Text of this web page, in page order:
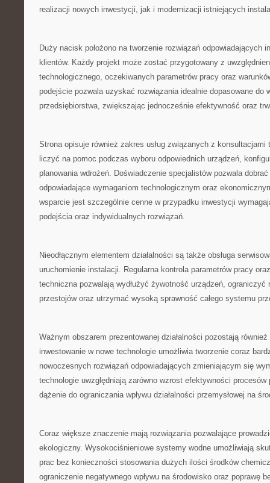
realizacji nowych inwestycji, jak i modernizacji istniejących
Duży nacisk położono na tworzenie rozwiązań odpowiadających
klientów. Każdy projekt może zostać przygotowany z
technologicznego, oczekiwanych parametrów pracy oraz
podejście pozwala uzyskać rozwiązania idealnie dopasowane do
przedsiębiorstwa, zwiększając jednocześnie efektywność oraz
Strona opisuje również zakres usług związanych z
liczyć na pomoc podczas wyboru odpowiednich urządzeń,
planowania wdrożeń. Doświadczenie specjalistów pozwala
odpowiadające wymaganiom technologicznym oraz
wsparcie jest szczególnie cenne w przypadku inwestycji
podejścia oraz indywidualnych rozwiązań.
Nieodłącznym elementem działalności są także obsługa
uruchomienie instalacji. Regularna kontrola parametrów pracy
techniczna pozwalają wydłużyć żywotność urządzeń, ograniczyć
przestojów oraz utrzymać wysoką sprawność całego systemu
Ważnym obszarem prezentowanej działalności pozostają również
inwestowanie w nowe technologie umożliwia tworzenie coraz
nowoczesnych rozwiązań odpowiadających zmieniającym się
technologie uwzględniają zarówno wzrost efektywności procesów
dążenie do ograniczania wpływu działalności przemysłowej na
Coraz większe znaczenie mają rozwiązania pozwalające
ekologiczny. Wysokociśnieniowe systemy wodne umożliwiają
prac bez konieczności stosowania dużych ilości środków
ograniczenie negatywnego wpływu na środowisko oraz poprawę